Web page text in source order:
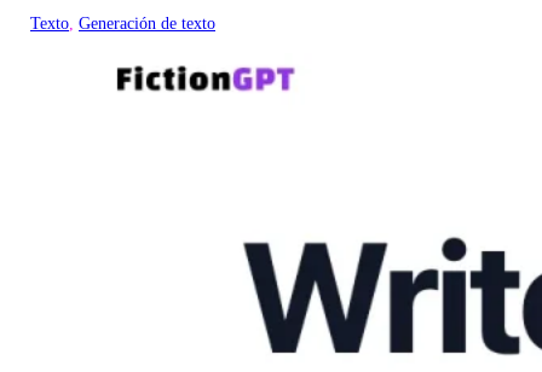
Texto, Generación de texto